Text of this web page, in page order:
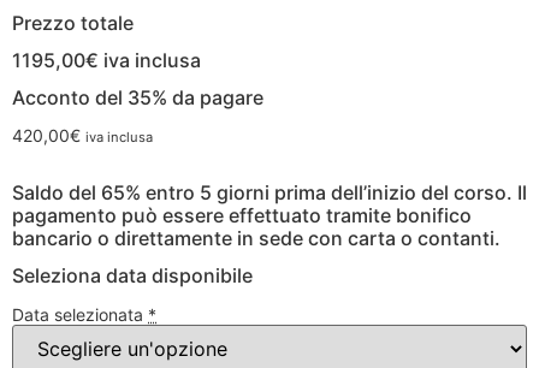
Prezzo totale
1195,00€ iva inclusa
Acconto del 35% da pagare
420,00€ iva inclusa
Saldo del 65% entro 5 giorni prima dell’inizio del corso. Il
pagamento può essere effettuato tramite bonifico
bancario o direttamente in sede con carta o contanti.
Seleziona data disponibile
Data selezionata *